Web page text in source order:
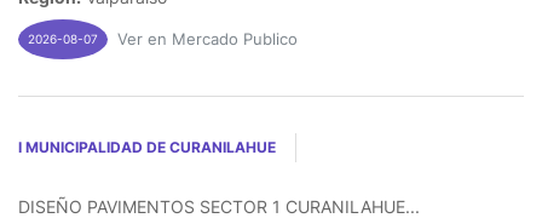
2026-08-07 Ver en Mercado Publico
I MUNICIPALIDAD DE CURANILAHUE
DISEÑO PAVIMENTOS SECTOR 1 CURANILAHUE...